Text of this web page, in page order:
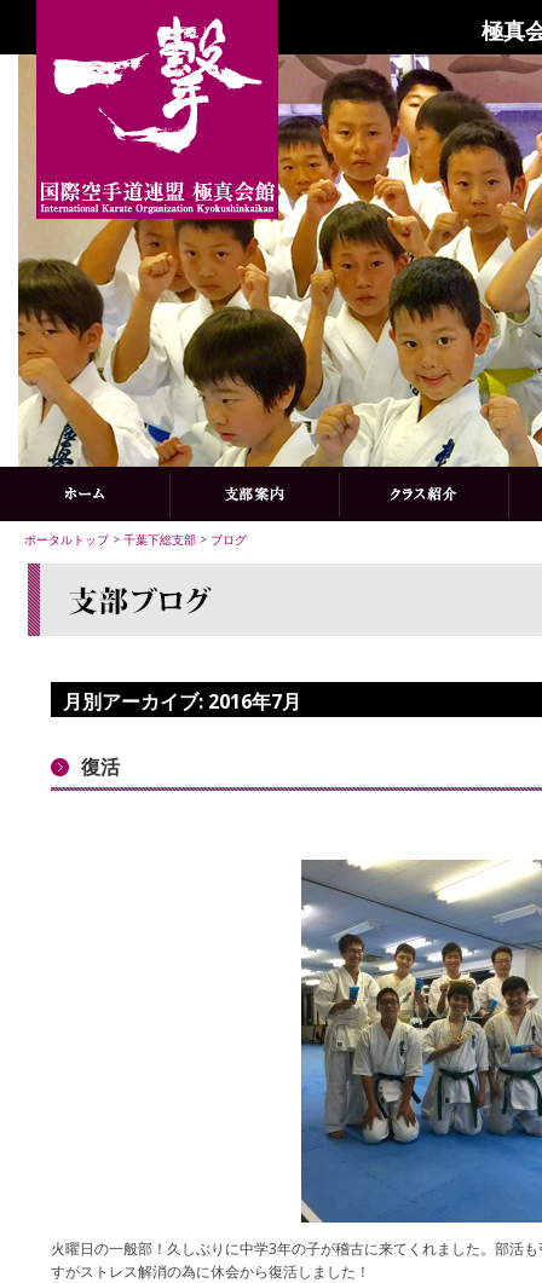
極真
ポータルトップ> 千葉下総支部 > ブログ
月別アーカイブ: 2016年7月
復活
火曜日の一般部！久しぶりに中学3年の子が稽古に来てくれました。部活
すがストレス解消の為に休会から復活しました！